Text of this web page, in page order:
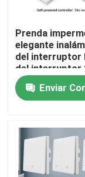
Pida una cita
Interruptor
Interruptores
Interruptor
Prenda
elegante
del interruptor
del interruptor
de Zigbee
Enviar